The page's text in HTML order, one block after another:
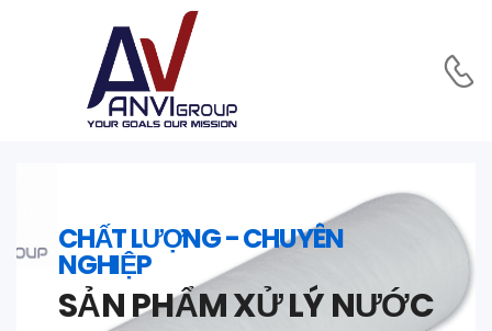
CHẤT LƯỢNG - CHUYÊN
NGHIỆP
SẢN PHẨM XỬ LÝ NƯỚC